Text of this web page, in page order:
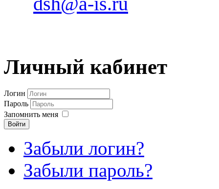
Личный кабинет
Логин
Пароль
Запомнить меня
Войти
Забыли логин?
Забыли пароль?